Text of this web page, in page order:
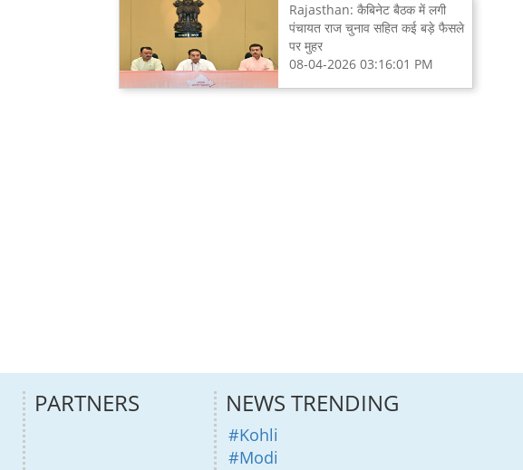
Rajasthan: कैबिनेट बैठक में लगी
पंचायत राज चुनाव सहित कई बड़े फैसले
पर मुहर
08-04-2026 03:16:01 PM
PARTNERS NEWS TRENDING
#Kohli
#Modi